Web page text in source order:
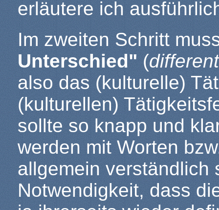
erläutere ich
Im zweiten Schritt
Unterschied"(
also das (kulturelle)
(kulturellen)
sollte so knapp und
werden mit Worten
allgemein verständlich
Notwendigkeit, dass